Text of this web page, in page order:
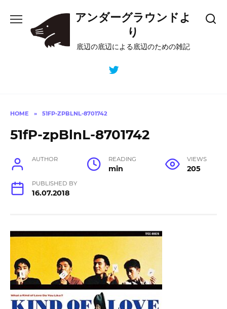
content
アンダーグラウンドよ
り
底辺の底辺による底辺のための雑記
HOME » 51FP-ZPBLNL-8701742
51fP-zpBlnL-8701742
AUTHOR READING
min
VIEWS
205
PUBLISHED BY
16.07.2018